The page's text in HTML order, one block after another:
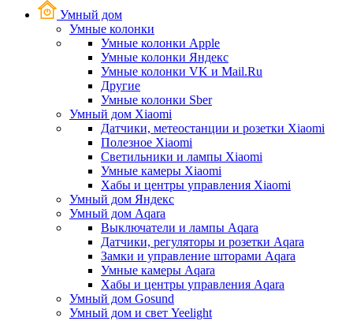
Умный дом
Умные колонки
Умные колонки Apple
Умные колонки Яндекс
Умные колонки VK и Mail.Ru
Другие
Умные колонки Sber
Умный дом Xiaomi
Датчики, метеостанции и розетки Xiaomi
Полезное Xiaomi
Светильники и лампы Xiaomi
Умные камеры Xiaomi
Хабы и центры управления Xiaomi
Умный дом Яндекс
Умный дом Aqara
Выключатели и лампы Aqara
Датчики, регуляторы и розетки Aqara
Замки и управление шторами Aqara
Умные камеры Aqara
Хабы и центры управления Aqara
Умный дом Gosund
Умный дом и свет Yeelight